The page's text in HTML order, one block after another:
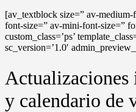
[av_textblock size=” av-
font-size=” av-mini-font-size=”
custom_class=’ps’
sc_version=’1.0′
Actualizaciones
y calendario de